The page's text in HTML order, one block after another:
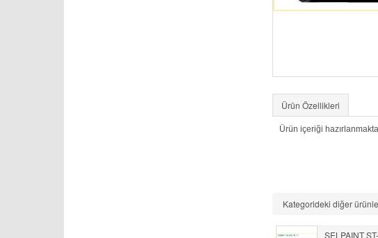
Ürün Özellikleri
Ürün içeriği
Kategorideki diğer
SELPAINT